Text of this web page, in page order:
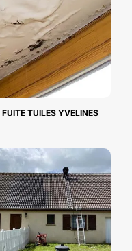
FUITE TUILES YVELINES